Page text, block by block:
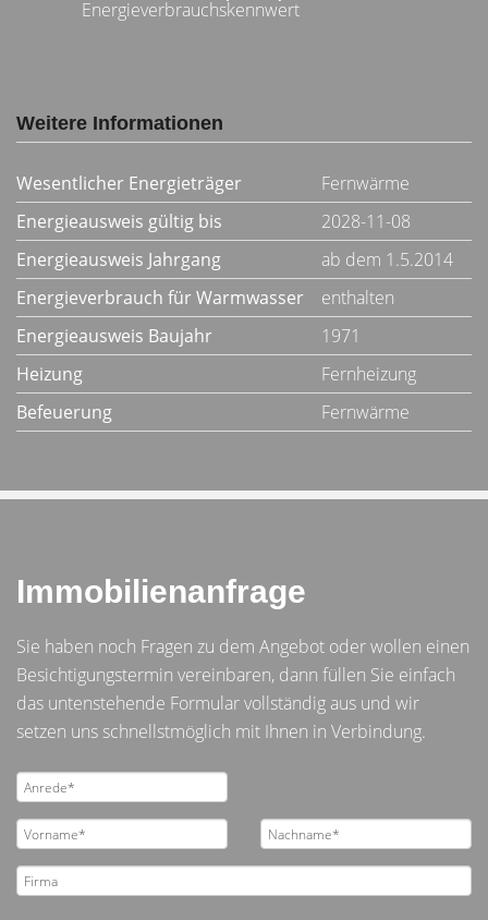
Energieverbrauchskennwert
Weitere Informationen
Wesentlicher Energieträger
Fernwärme
Energieausweis gültig bis
2028-11-08
Energieausweis Jahrgang
ab dem 1.5.2014
Energieverbrauch für Warmwasser
enthalten
Energieausweis Baujahr
1971
Heizung
Fernheizung
Befeuerung
Fernwärme
Immobilienanfrage
Sie haben noch Fragen zu dem Angebot oder wollen einen
Besichtigungstermin vereinbaren, dann füllen Sie einfach
das untenstehende Formular vollständig aus und wir
setzen uns schnellstmöglich mit Ihnen in Verbindung.